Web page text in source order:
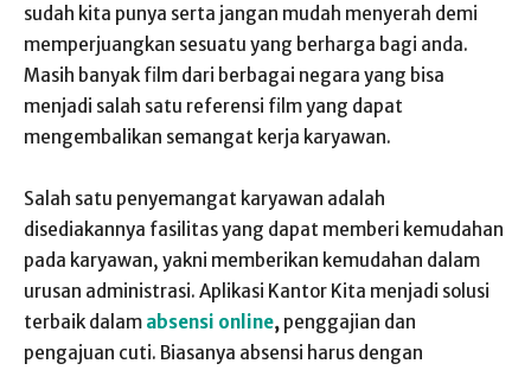
sudah kita punya serta jangan mudah menyerah demi
memperjuangkan sesuatu yang berharga bagi anda.
Masih banyak film dari berbagai negara yang bisa
menjadi salah satu referensi film yang dapat
mengembalikan semangat kerja karyawan.
Salah satu penyemangat karyawan adalah
disediakannya fasilitas yang dapat memberi kemudahan
pada karyawan, yakni memberikan kemudahan dalam
urusan administrasi. Aplikasi Kantor Kita menjadi solusi
terbaik dalam absensi online, penggajian dan
pengajuan cuti. Biasanya absensi harus dengan